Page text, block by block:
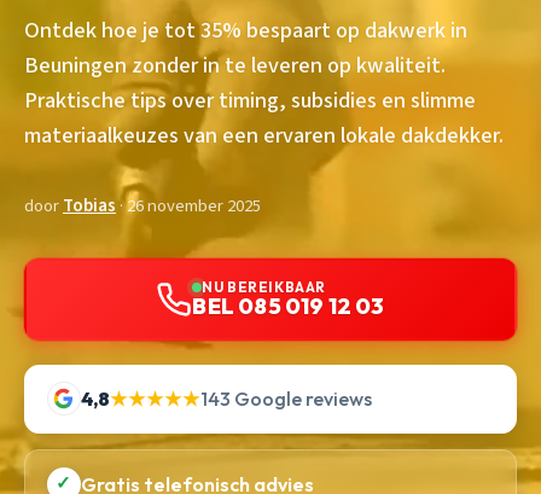
Ontdek hoe je tot 35% bespaart op dakwerk in
Beuningen zonder in te leveren op kwaliteit.
Praktische tips over timing, subsidies en slimme
materiaalkeuzes van een ervaren lokale dakdekker.
doorTobias· 26 november 2025
NU BEREIKBAAR
BEL 085 019 12 03
4,8★★★★★143 Google reviews
✓ Gratis telefonisch advies